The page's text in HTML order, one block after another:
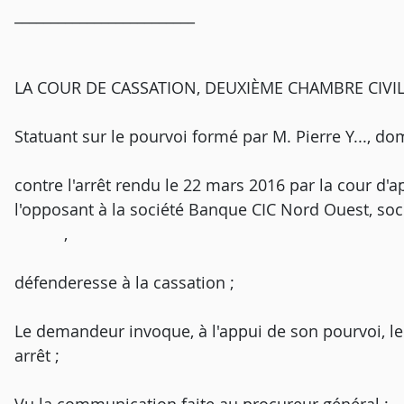
LA COUR DE CASSATION, DEUXIÈME CHAMBRE
Statuant sur le pourvoi formé par M.
contre l'arrêt rendu le 22 mars 2016 par la cour
l'opposant à la société Banque CIC Nord
,
défenderesse à la cassation ;
Le demandeur invoque, à l'appui de son pourvoi,
arrêt ;